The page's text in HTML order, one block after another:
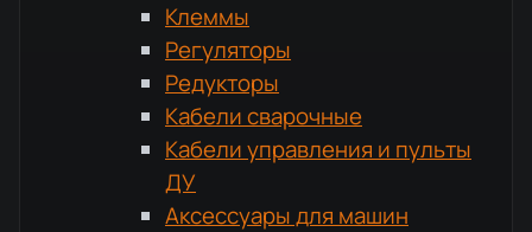
Клеммы
Регуляторы
Редукторы
Кабели сварочные
Кабели управления и пульты
ДУ
Аксессуары для машин